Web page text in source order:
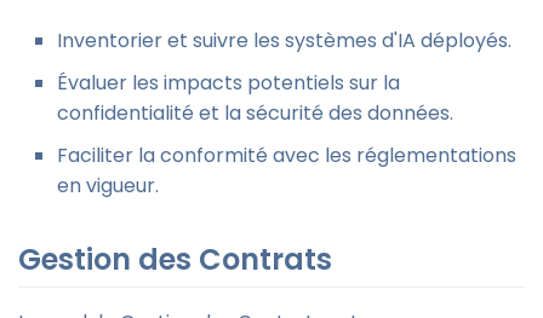
Inventorier et suivre les systèmes d'IA déployés.
Évaluer les impacts potentiels sur la
confidentialité et la sécurité des données.
Faciliter la conformité avec les réglementations
en vigueur.
Gestion des Contrats